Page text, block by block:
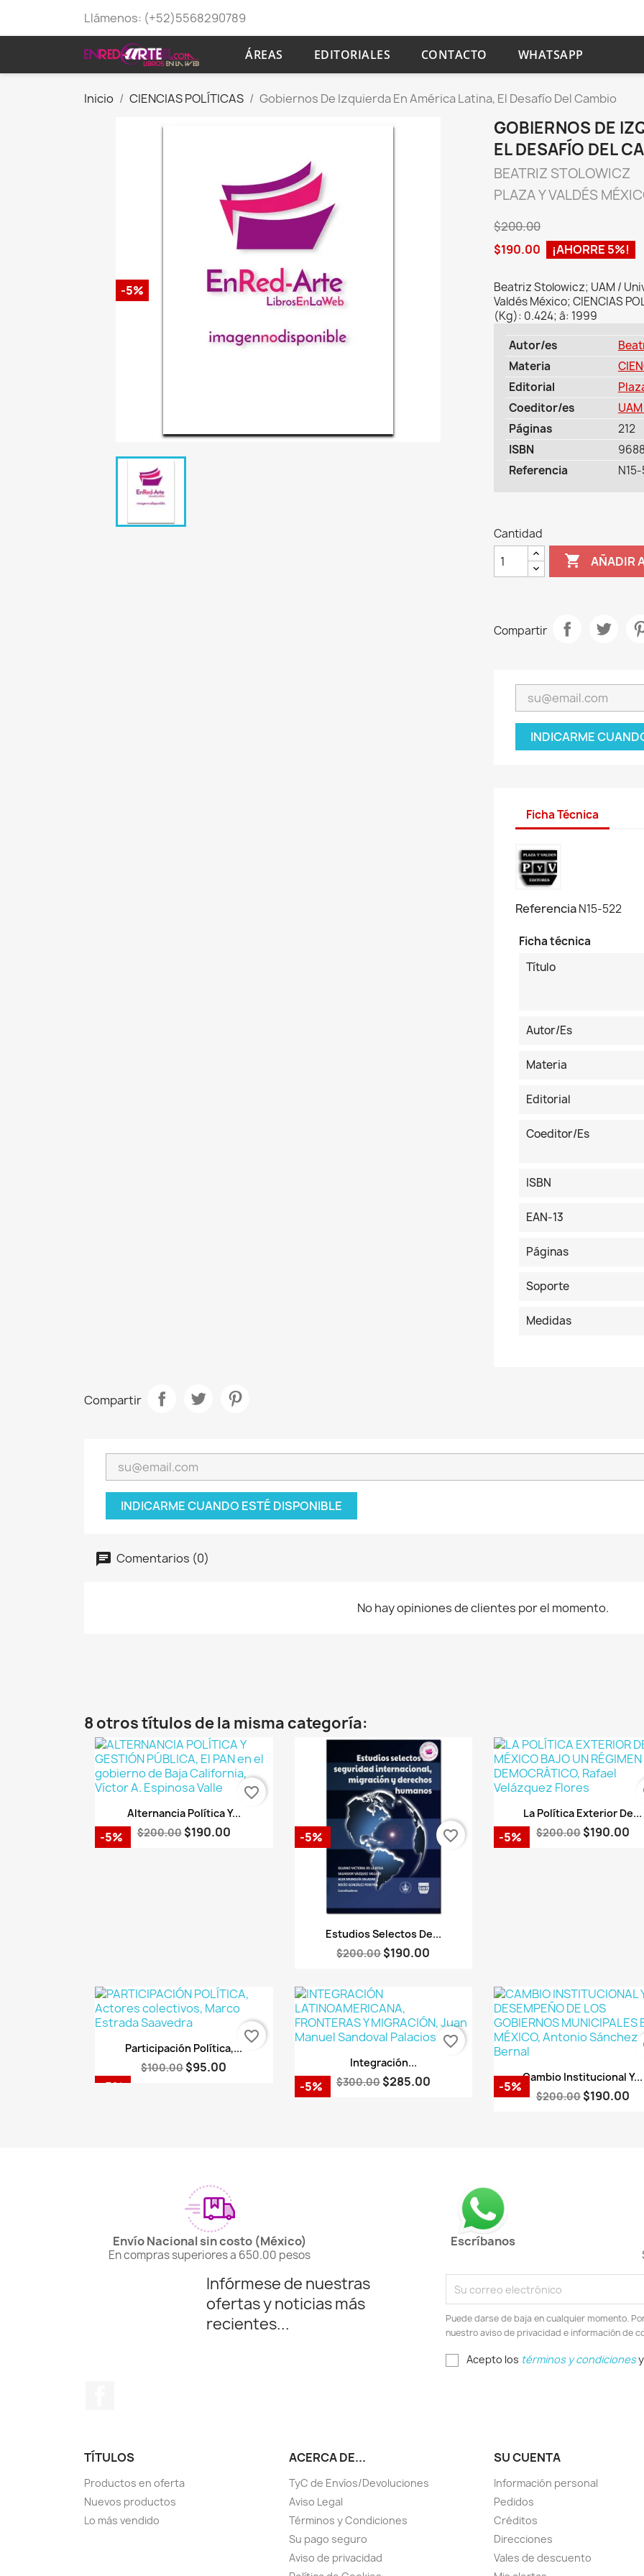
Llámenos: (+52)5568290789
ÁREAS EDITORIALES CONTACTO WHATSAPP
Inicio CIENCIAS POLÍTICAS Gobiernos De Izquierda En América Latina, El Desafío Del Cambio
-5%
GOBIERNOS DE
EL DESAFÍO DEL
BEATRIZ STOLOWICZ
PLAZA Y VALDÉS
$200.00
$190.00
¡AHORRE 5%!
Beatriz Stolowicz; UAM /
Valdés México; CIENCIAS
(Kg): 0.424; â: 1999
Autor/es
Materia
Editorial
Coeditor/es
Páginas
212
ISBN
Referencia
Cantidad
 AÑADIR
Compartir
INDICARME
Ficha Técnica
ReferenciaN15-522
Ficha técnica
Título
Autor/es
Materia
Editorial
Coeditor/es
ISBN
EAN-13
Páginas
Soporte
Medidas
Compartir
INDICARME CUANDO ESTÉ DISPONIBLE
Comentarios (0)
No hay opiniones de clientes por el momento.
8 otros títulos de la misma categoría:
Vista rápida
Alternancia Política Y...
$200.00 $190.00
-5%
favorite_border
Vista rápida
Estudios Selectos De...
$200.00$190.00
-5% favorite_border
Vista rápida
La Política Exterior De...
$200.00 $190.00
-5%
Vista rápida
Participación Política,...
$100.00$95.00
-5%
favorite_border
Vista rápida
Integración...
$300.00 $285.00
-5%
favorite_border
Vista rápida
Cambio Institucional Y...
$200.00 $190.00
-5%
Envío Nacional sin costo (México)
En compras superiores a 650.00 pesos
Escríbanos
Infórmese de nuestras
ofertas y noticias más
recientes...
Puede darse de baja en cualquier momento.
nuestro aviso de privacidad e información de
Acepto los términos y condiciones
TÍTULOS
Productos en oferta
Nuevos productos
Lo más vendido
ACERCA DE...
TyC de Envíos/Devoluciones
Aviso Legal
Términos y Condiciones
Su pago seguro
Aviso de privacidad
SU CUENTA
Información personal
Pedidos
Créditos
Direcciones
Vales de descuento